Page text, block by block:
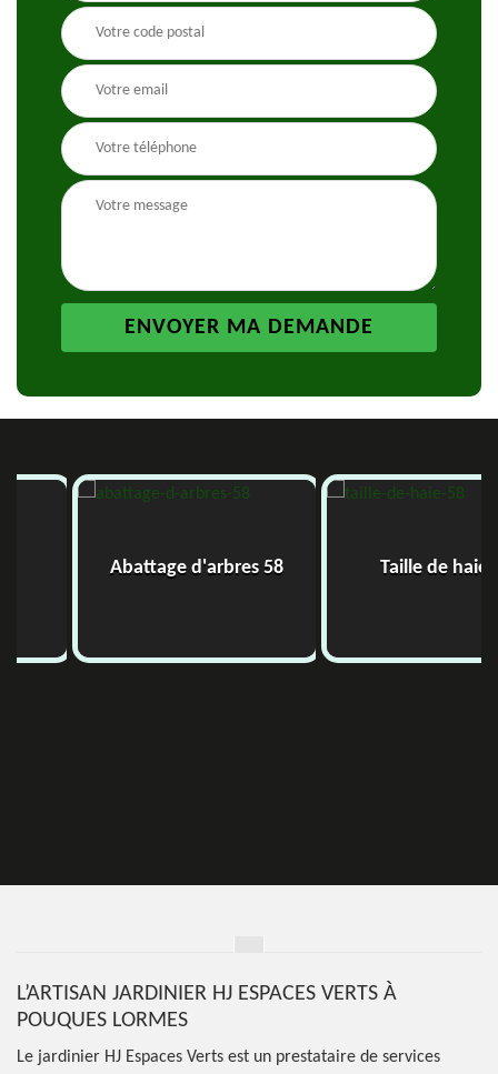
Abattage d'arbres 58 Taille de haie
L’ARTISAN JARDINIER HJ ESPACES VERTS À
POUQUES LORMES
Le jardinier HJ Espaces Verts est un prestataire de services